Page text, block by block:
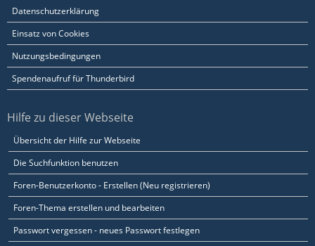
Datenschutzerklärung
Einsatz von Cookies
Nutzungsbedingungen
Spendenaufruf für Thunderbird
Hilfe zu dieser Webseite
Übersicht der Hilfe zur Webseite
Die Suchfunktion benutzen
Foren-Benutzerkonto - Erstellen (Neu registrieren)
Foren-Thema erstellen und bearbeiten
Passwort vergessen - neues Passwort festlegen